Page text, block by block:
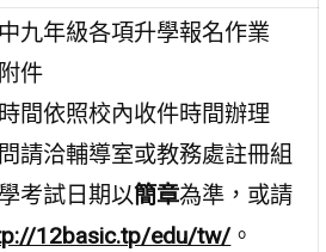
九年級各項升學報名作業
件
間依照校內收件時間辦理
請洽輔導室或教務處註冊組
考試日期以簡章為準，或請
12basic.tp/edu/tw/。